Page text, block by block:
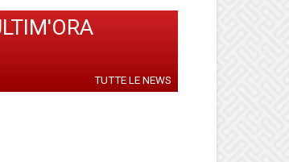
TUTTE LE NEWS